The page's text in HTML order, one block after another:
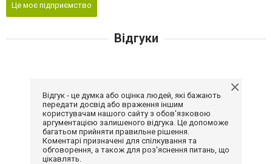
Це моє підприємство
Відгуки
Відгук - це думка або оцінка людей, які бажають
передати досвід або враження іншим
користувачам нашого сайту з обов'язковою
аргументацією залишеного відгука. Це допоможе
багатьом прийняти правильне рішення.
Коментарі призначені для спілкування та
обговорення, а також для роз'яснення питань, що
цікавлять.